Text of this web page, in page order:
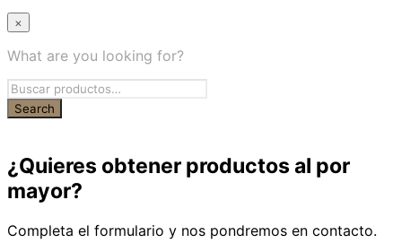
×
What are you looking for?
¿Quieres obtener productos al por
mayor?
Completa el formulario y nos pondremos en contacto.